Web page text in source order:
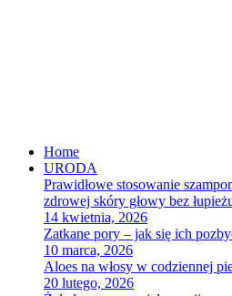
Home
URODA
Prawidłowe stosowanie
zdrowej skóry głowy bez
14 kwietnia, 2026
Zatkane pory – jak się ich
10 marca, 2026
Aloes na włosy w codziennej
20 lutego, 2026